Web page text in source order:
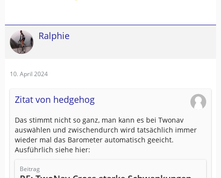
Ralphie
10. April 2024
Zitat von hedgehog
Das stimmt nicht so ganz, man kann es bei Twonav
auswählen und zwischendurch wird tatsächlich immer
wieder mal das Barometer automatisch geeicht.
Ausführlich siehe hier:
Beitrag